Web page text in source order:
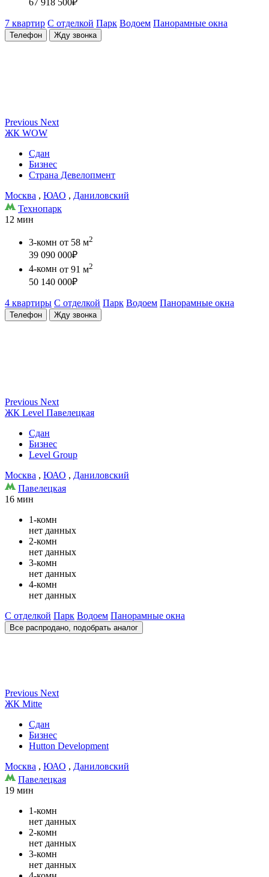
67 918 500₽
7 квартир С отделкой Парк Водоем Панорамные окна
Телефон Жду звонка
Previous Next
ЖК WOW
Сдан
Бизнес
Страна Девелопмент
Москва , ЮАО , Даниловский
Технопарк
12 мин
3-комн от 58 м2
39 090 000₽
4-комн от 91 м2
50 140 000₽
4 квартиры С отделкой Парк Водоем Панорамные окна
Телефон Жду звонка
Previous Next
ЖК Level Павелецкая
Сдан
Бизнес
Level Group
Москва , ЮАО , Даниловский
Павелецкая
16 мин
1-комн
нет данных
2-комн
нет данных
3-комн
нет данных
4-комн
нет данных
С отделкой Парк Водоем Панорамные окна
Все распродано, подобрать аналог
Previous Next
ЖК Mitte
Сдан
Бизнес
Hutton Development
Москва , ЮАО , Даниловский
Павелецкая
19 мин
1-комн
нет данных
2-комн
нет данных
3-комн
нет данных